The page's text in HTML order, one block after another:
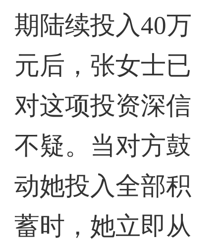
期陆续投入40万
元后，张女士已
对这项投资深信
不疑。当对方鼓
动她投入全部积
蓄时，她立即从